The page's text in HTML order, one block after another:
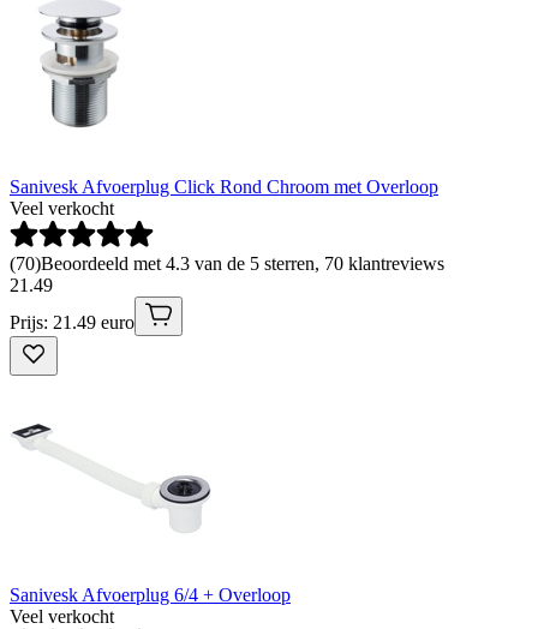
Sanivesk Afvoerplug Click Rond Chroom met Overloop
Veel verkocht
(70)Beoordeeld met 4.3 van de 5 sterren, 70 klantreviews
21 .49
Prijs: 21.49 euro
Sanivesk Afvoerplug 6/4 + Overloop
Veel verkocht